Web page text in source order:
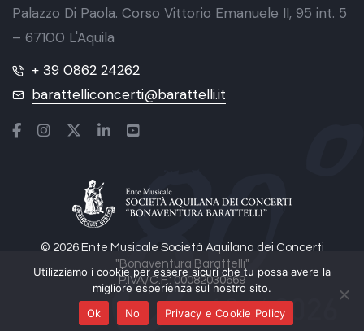
© 2026 Ente Musicale Società Aquilana dei Concerti
"Bonaventura Barattelli"
P.IVA/C.F.: 00082030669
Palazzo Di Paola. Corso Vittorio Emanuele II, 95 int. 5
– 67100 L'Aquila
+ 39 0862 24262
barattelliconcerti@barattelli.it
Utilizziamo i cookie per essere sicuri che tu possa avere la
migliore esperienza sul nostro sito.
Ok
No Privacy e Cookie Policy